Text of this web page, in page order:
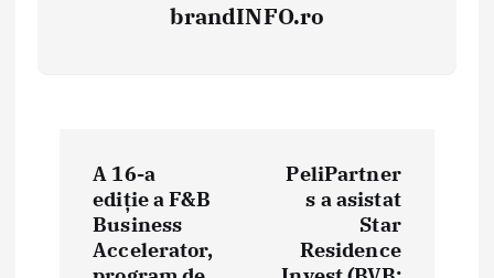
brandINFO.ro
A 16-a
ediție a F&B
Business
Accelerator,
PeliPartner
s a asistat
Star
Residence